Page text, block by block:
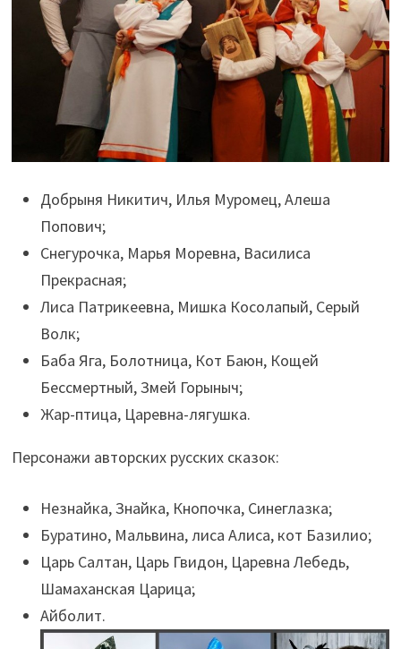
Добрыня Никитич, Илья Муромец, Алеша
Попович;
Снегурочка, Марья Моревна, Василиса
Прекрасная;
Лиса Патрикеевна, Мишка Косолапый, Серый
Волк;
Баба Яга, Болотница, Кот Баюн, Кощей
Бессмертный, Змей Горыныч;
Жар-птица, Царевна-лягушка.
Персонажи авторских русских сказок:
Незнайка, Знайка, Кнопочка, Синеглазка;
Буратино, Мальвина, лиса Алиса, кот Базилио;
Царь Салтан, Царь Гвидон, Царевна Лебедь,
Шамаханская Царица;
Айболит.